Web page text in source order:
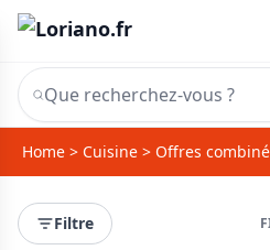
Home > Cuisine > Offres
Filtre